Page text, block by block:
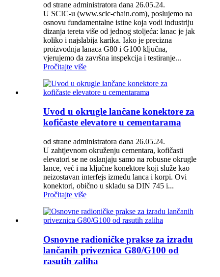
od strane administratora dana 26.05.24.
U SCIC-u (www.scic-chain.com), poslujemo na
osnovu fundamentalne istine koja vodi industriju
dizanja tereta više od jednog stoljeća: lanac je jak
koliko i najslabija karika. Iako je precizna
proizvodnja lanaca G80 i G100 ključna,
vjerujemo da završna inspekcija i testiranje...
Pročitajte više
Uvod u okrugle lančane konektore za
kofičaste elevatore u cementarama
od strane administratora dana 26.05.24.
U zahtjevnom okruženju cementara, kofičasti
elevatori se ne oslanjaju samo na robusne okrugle
lance, već i na ključne konektore koji služe kao
neizostavan interfejs između lanca i korpi. Ovi
konektori, obično u skladu sa DIN 745 i...
Pročitajte više
Osnovne radioničke prakse za izradu
lančanih priveznica G80/G100 od
rasutih zaliha